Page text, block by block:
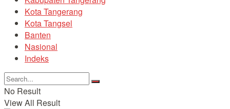
Kota Tangerang
Kota Tangsel
Banten
Nasional
Indeks
No Result
View All Result